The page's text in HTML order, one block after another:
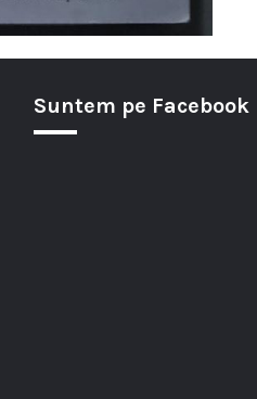
Suntem pe Facebook